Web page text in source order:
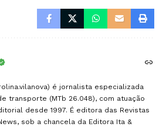
é jornalista especializada
transporte (MTb 26.048), com atuação
desde 1997. É editora das Revistas
sob a chancela da Editora Ita &